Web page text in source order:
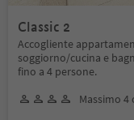
Classic 2
Accogliente
soggiorno/cucina e
fino a 4 persone.
Massimo 4